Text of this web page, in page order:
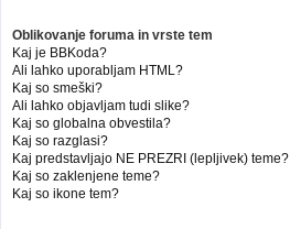
Oblikovanje foruma in vrste tem
Kaj je BBKoda?
Ali lahko uporabljam HTML?
Kaj so smeški?
Ali lahko objavljam tudi slike?
Kaj so globalna obvestila?
Kaj so razglasi?
Kaj predstavljajo NE PREZRI (lepljivek) teme?
Kaj so zaklenjene teme?
Kaj so ikone tem?